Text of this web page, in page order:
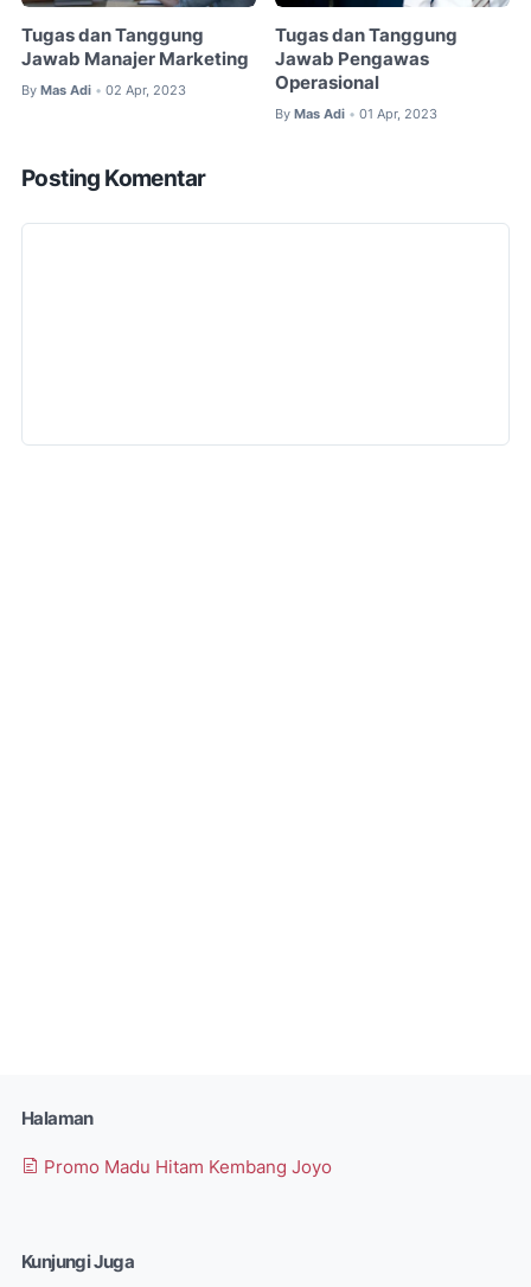
Tugas dan Tanggung
Jawab Manajer Marketing
By Mas Adi • 02 Apr, 2023
Tugas dan Tanggung
Jawab Pengawas
Operasional
By Mas Adi • 01 Apr, 2023
Posting Komentar
Halaman
Promo Madu Hitam Kembang Joyo
Kunjungi Juga